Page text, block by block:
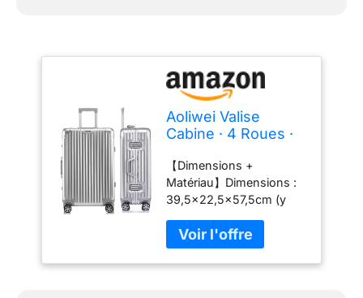
Aoliwei Valise
Cabine · 4 Roues ·
Poignée
Télescopique
Réglable · Valise
entièrement en
100% Aluminium ·S-
57.5cm · 45L ·
Argent
【Dimensions +
Matériau】Dimensions :
39,5x22,5x57,5cm (y
poignées). Sac de main à
carlingue rigide en alliage
d'aluminium -